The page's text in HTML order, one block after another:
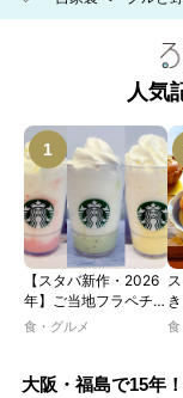
人気
【スタバ新作・2026
年】ご当地フラペチー
ノが新登場！ 地域と
JIMOTO
食・グルメ 食
大阪・福島で15年